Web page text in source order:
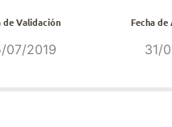
de Validación Fecha
07/2019 31/